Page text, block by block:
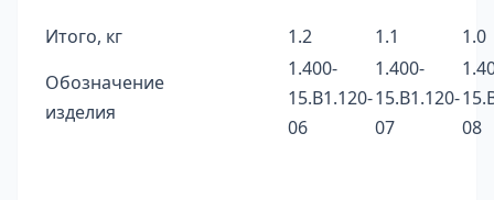
Итого, кг 1.2 1.1
1.0
Обозначение
изделия
1.400-
15.B1.120-
06
1.400-
15.B1.120-
07
08